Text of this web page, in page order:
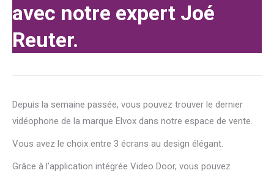
avec notre expert Joé
Reuter.
Depuis la semaine passée, vous pouvez trouver le dernier
vidéophone de la marque Elvox dans notre espace de vente.
Vous avez le choix entre 3 écrans au design élégant.
Grâce à l’application intégrée Video Door, vous pouvez